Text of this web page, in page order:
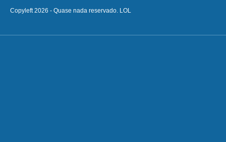
Copyleft 2026 - Quase nada reservado. LOL